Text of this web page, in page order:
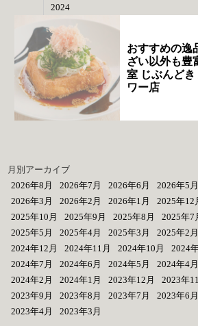
2024
おすすめの逸
ざい以外も豊
室 じぶんど
ワー店
月別アーカイブ
2026年8月
2026年7月 2026年6月 2026年5月
2026年3月
2026年2月 2026年1月 2025年12
2025年10月
2025年9月 2025年8月 2025年7
2025年5月
2025年4月 2025年3月 2025年2月
2024年12月
2024年11月 2024年10月 2024
2024年7月
2024年6月 2024年5月 2024年4月
2024年2月
2024年1月 2023年12月 2023年
2023年9月
2023年8月 2023年7月 2023年6月
2023年4月
2023年3月